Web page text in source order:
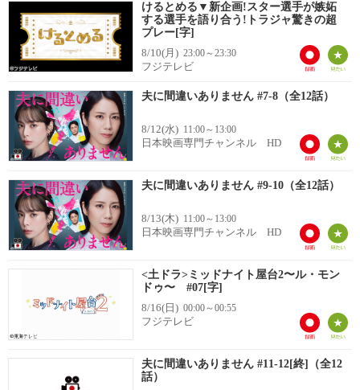
けるとめる▼新企画!スター選手が嫉妬
する選手を語り合う!トラジャ驚きの超
プレー[字]
8/10(月) 23:00～23:30
フジテレビ
夫に間違いありません #7-8（全12話）
8/12(水) 11:00～13:00
日本映画専門チャンネル HD
夫に間違いありません #9-10（全12話）
8/13(木) 11:00～13:00
日本映画専門チャンネル HD
<土ドラ>ミッドナイト屋台2〜ル・モン
ドゥ〜 #07[字]
8/16(日) 00:00～00:55
フジテレビ
夫に間違いありません #11-12[終]（全12
話）